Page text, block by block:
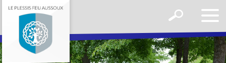
le
Afficher
formulaire
de
recherche